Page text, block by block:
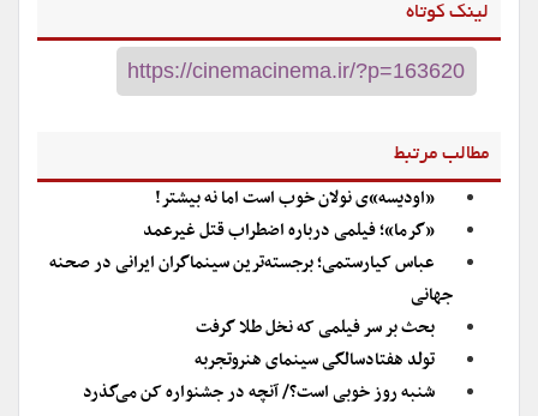
لینک کوتاه
مطالب مرتبط
«اودیسه»ی نولان خوب است اما‌ نه بیشتر!
«گرما»؛ فیلمی درباره اضطراب قتل غیرعمد
عباس کیارستمی؛ برجسته‌ترین سینماگران ایرانی در صحنه
جهانی
بحث بر سر فیلمی که نخل طلا گرفت
تولد هفتادسالگی سینمای هنروتجربه
شنبه روز خوبی است؟/ آنچه در جشنواره کن می‌گذرد